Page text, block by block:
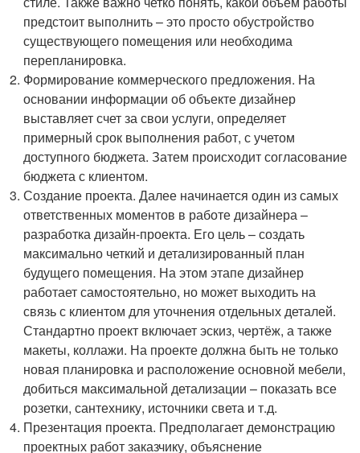
предстоит выполнить – это просто обустройство
существующего помещения или необходима
перепланировка.
Формирование коммерческого предложения. На
основании информации об объекте дизайнер
выставляет счет за свои услуги, определяет
примерный срок выполнения работ, с учетом
доступного бюджета. Затем происходит согласование
бюджета с клиентом.
Создание проекта. Далее начинается один из самых
ответственных моментов в работе дизайнера –
разработка дизайн-проекта. Его цель – создать
максимально четкий и детализированный план
будущего помещения. На этом этапе дизайнер
работает самостоятельно, но может выходить на
связь с клиентом для уточнения отдельных деталей.
Стандартно проект включает эскиз, чертёж, а также
макеты, коллажи. На проекте должна быть не только
новая планировка и расположение основной мебели,
добиться максимальной детализации – показать все
розетки, сантехнику, источники света и т.д.
Презентация проекта. Предполагает демонстрацию
проектных работ заказчику, объяснение